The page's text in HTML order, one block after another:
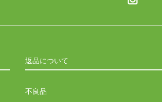
返品について
不良品